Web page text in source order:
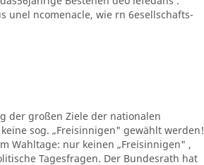
unel ncomenacle, wie rn 6esellschafts-
der großen Ziele der nationalen
sog. „Freisinnigen" gewählt werden!
Wahltage: nur keinen „Freisinnigen" ,
Tagesfragen. Der Bundesrath hat